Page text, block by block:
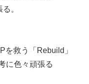
。
を救う「Rebuild」
に色々頑張る